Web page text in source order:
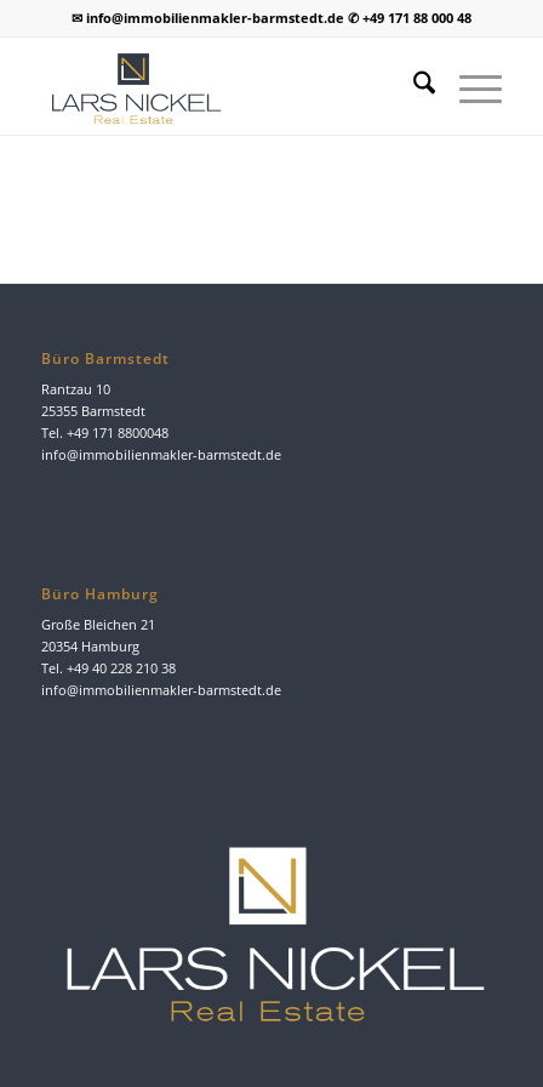
✉ info@immobilienmakler-barmstedt.de ✆ +49 171 88 000 48
Büro Barmstedt
Rantzau 10
25355 Barmstedt
Tel. +49 171 8800048
info@immobilienmakler-barmstedt.de
Büro Hamburg
Große Bleichen 21
20354 Hamburg
Tel. +49 40 228 210 38
info@immobilienmakler-barmstedt.de